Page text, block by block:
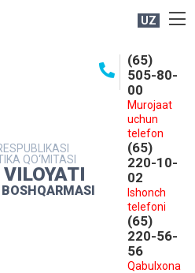
UZ
QO‘MITASI
VILOYATI
(65)
505-80-
00
Murojaat
uchun
telefon
(65)
220-10-
02
Ishonch
telefoni
(65)
220-56-
56
Qabulxona
XIZMATI